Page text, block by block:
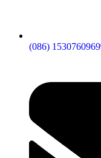
(086)